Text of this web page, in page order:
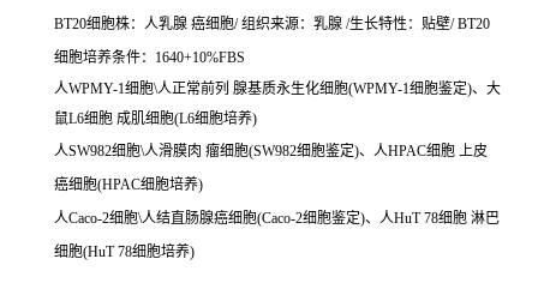
BT20细胞株：人乳腺 癌细胞/ 组织来源：乳腺 /生长特性：贴壁/ BT20
细胞培养条件：1640+10%FBS
人WPMY-1细胞\人正常前列 腺基质永生化细胞(WPMY-1细胞鉴定)、大
鼠L6细胞 成肌细胞(L6细胞培养)
人SW982细胞\人滑膜肉 瘤细胞(SW982细胞鉴定)、人HPAC细胞 上皮
癌细胞(HPAC细胞培养)
人Caco-2细胞\人结直肠腺癌细胞(Caco-2细胞鉴定)、人HuT 78细胞 淋巴
细胞(HuT 78细胞培养)